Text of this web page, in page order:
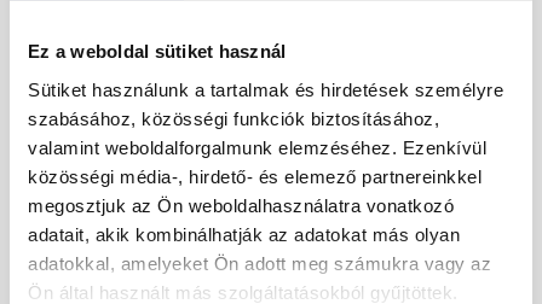
Ez a weboldal sütiket használ
Sütiket használunk a tartalmak és hirdetések személyre
szabásához, közösségi funkciók biztosításához,
valamint weboldalforgalmunk elemzéséhez. Ezenkívül
közösségi média-, hirdető- és elemező partnereinkkel
megosztjuk az Ön weboldalhasználatra vonatkozó
adatait, akik kombinálhatják az adatokat más olyan
adatokkal, amelyeket Ön adott meg számukra vagy az
Ön által használt más szolgáltatásokból gyűjtöttek.
Paradyz Sunlight Sand
Dark Crema fali csempe,
Ragno Tempera Crema
Trape strukturált fali